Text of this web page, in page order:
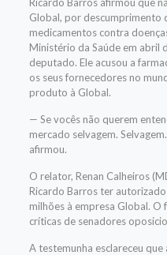
Global, por
medicamentos contra
Ministério da Saúde em abril
deputado. Ele acusou a
os seus fornecedores no
produto à Global.
— Se vocês não querem
mercado selvagem.
afirmou.
O relator, Renan Calheiros
Ricardo Barros ter
milhões à empresa Global. O
críticas de senadores
A testemunha esclareceu